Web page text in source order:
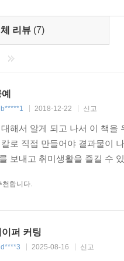
리뷰 (7)
b*****1 2018-12-22 신고
해서 알게 되고 나서 이 책을
로 직접 만들어야 결과물이
보내고 취미생활을 즐길 수
천합니다.
퍼 커팅
d****3 2025-08-16 신고